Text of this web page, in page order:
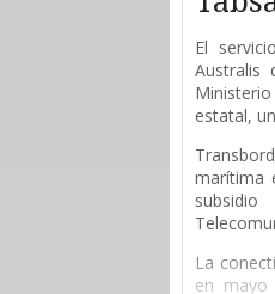
El
Australis
estatal,
marítima
La
en mayo